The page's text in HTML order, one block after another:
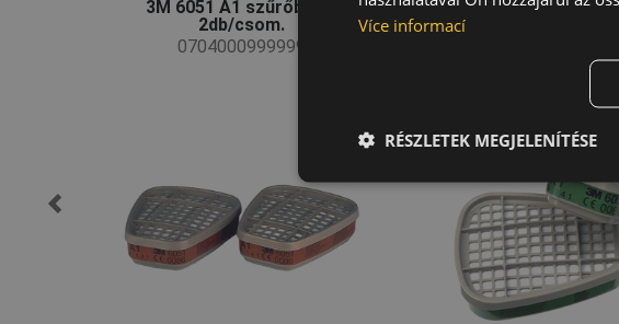
3M 6051 A1 szűrőbetét
2db/csom.
0704000999999
3M 6054 K1
Více informací
RÉSZLETEK MEGJELENÍTÉSE